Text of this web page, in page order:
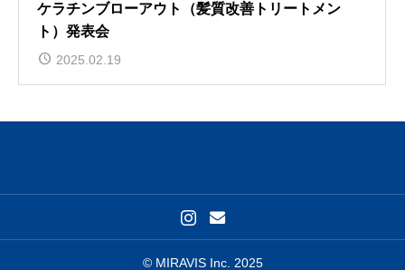
ケラチンブローアウト（髪質改善トリートメン
ト）発表会
2025.02.19
© MIRAVIS Inc. 2025